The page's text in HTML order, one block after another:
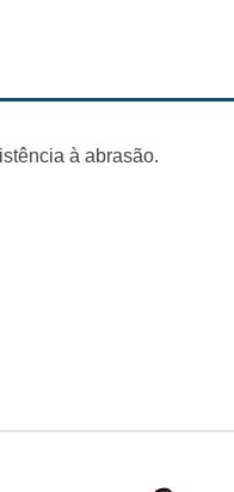
à abrasão.